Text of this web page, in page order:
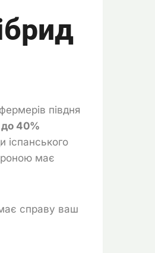
півдня
до 40%
іспанського
має
справу ваш